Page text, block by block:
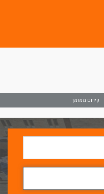
קידום ממומן